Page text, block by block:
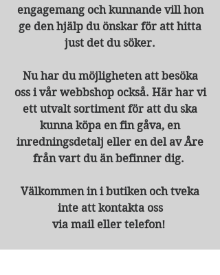
engagemang och kunnande vill hon
ge den hjälp du önskar för att hitta
just det du söker.
Nu har du möjligheten att besöka
oss i vår webbshop också. Här har vi
ett utvalt sortiment för att du ska
kunna köpa en fin gåva, en
inredningsdetalj eller en del av Åre
från vart du än befinner dig.
Välkommen in i butiken och tveka
inte att kontakta oss
via mail eller telefon!